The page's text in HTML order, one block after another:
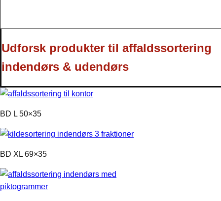
Udforsk produkter til affaldssortering
indendørs & udendørs
BD L 50×35
BD XL 69×35